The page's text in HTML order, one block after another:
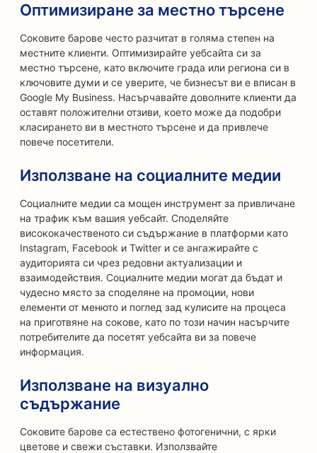
Оптимизиране за местно търсене
Соковите барове често разчитат в голяма степен на
местните клиенти. Оптимизирайте уебсайта си за
местно търсене, като включите града или региона си в
ключовите думи и се уверите, че бизнесът ви е вписан в
Google My Business. Насърчавайте доволните клиенти да
оставят положителни отзиви, което може да подобри
класирането ви в местното търсене и да привлече
повече посетители.
Използване на социалните медии
Социалните медии са мощен инструмент за привличане
на трафик към вашия уебсайт. Споделяйте
висококачественото си съдържание в платформи като
Instagram, Facebook и Twitter и се ангажирайте с
аудиторията си чрез редовни актуализации и
взаимодействия. Социалните медии могат да бъдат и
чудесно място за споделяне на промоции, нови
елементи от менюто и поглед зад кулисите на процеса
на приготвяне на сокове, като по този начин насърчите
потребителите да посетят уебсайта ви за повече
информация.
Използване на визуално
съдържание
Соковите барове са естествено фотогенични, с ярки
цветове и свежи съставки. Използвайте